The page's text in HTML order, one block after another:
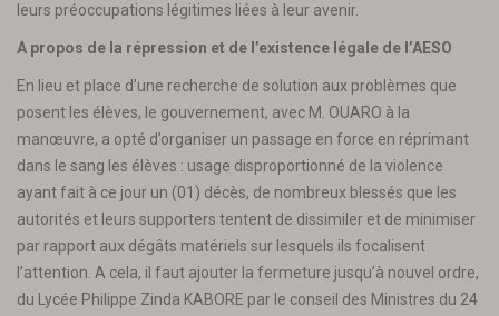
leurs préoccupations légitimes liées à leur avenir.
A propos de la répression et de l’existence légale de l’AESO
En lieu et place d’une recherche de solution aux problèmes que
posent les élèves, le gouvernement, avec M. OUARO à la
manœuvre, a opté d’organiser un passage en force en réprimant
dans le sang les élèves : usage disproportionné de la violence
ayant fait à ce jour un (01) décès, de nombreux blessés que les
autorités et leurs supporters tentent de dissimiler et de minimiser
par rapport aux dégâts matériels sur lesquels ils focalisent
l’attention. A cela, il faut ajouter la fermeture jusqu’à nouvel ordre,
du Lycée Philippe Zinda KABORE par le conseil des Ministres du 24